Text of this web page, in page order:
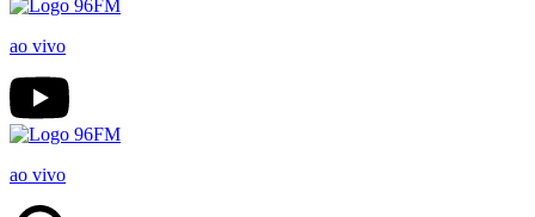
ao vivo
ao vivo